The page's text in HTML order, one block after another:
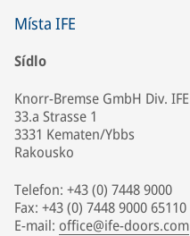
Místa IFE
Sídlo
Knorr-Bremse GmbH Div. IFE
33.a Strasse 1
3331 Kematen/Ybbs
Rakousko
Telefon: +43 (0) 7448 9000
Fax: +43 (0) 7448 9000 65110
E-mail: office@ife-doors.com